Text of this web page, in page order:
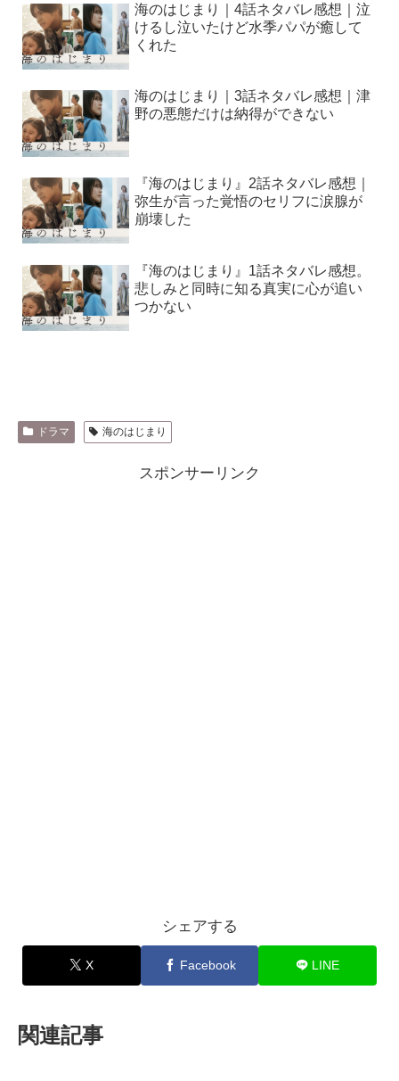
海のはじまり｜4話ネタバレ感想｜泣
けるし泣いたけど水季パパが癒して
くれた
海のはじまり｜3話ネタバレ感想｜津
野の悪態だけは納得ができない
『海のはじまり』2話ネタバレ感想｜
弥生が言った覚悟のセリフに涙腺が
崩壊した
『海のはじまり』1話ネタバレ感想。
悲しみと同時に知る真実に心が追い
つかない
ドラマ 海のはじまり
スポンサーリンク
シェアする
X Facebook LINE
関連記事